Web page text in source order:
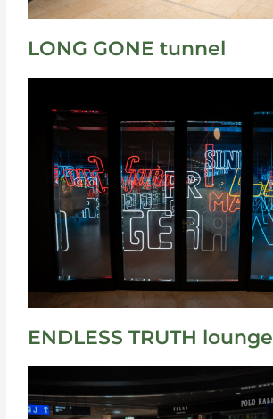
LONG GONE tunnel
ENDLESS TRUTH lounge